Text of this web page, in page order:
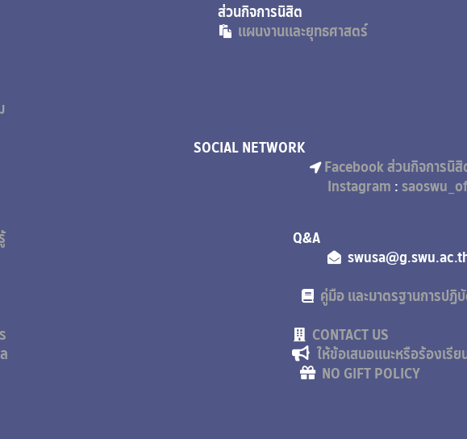
ส่วนกิจการนิสิต
แผนงานและยุทธศาสตร์
SOCIAL NETWORK
Facebook ส่วนกิจการนิ
Instagram :
รู้
คู่มือ และมาตรฐานการปฏิ
CONTACT US
ให้ข้อเสนอแนะหรือร้องเรีย
NO GIFT POLICY